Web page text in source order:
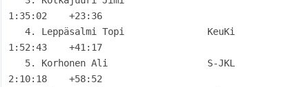
1:35:02    +23:36
   4. Leppäsalmi Topi               KeuKi
1:52:43    +41:17
2:10:18    +58:52